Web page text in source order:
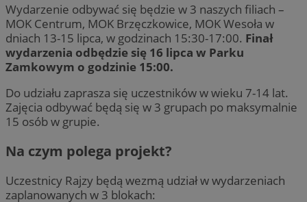
Wydarzenie odbywać się będzie w 3 naszych filiach –
MOK Centrum, MOK Brzęczkowice, MOK Wesoła w
dniach 13-15 lipca, w godzinach 15:30-17:00. Finał
wydarzenia odbędzie się 16 lipca w Parku
Zamkowym o godzinie 15:00.
Do udziału zaprasza się uczestników w wieku 7-14 lat.
Zajęcia odbywać będą się w 3 grupach po maksymalnie
15 osób w grupie.
Na czym polega projekt?
Uczestnicy Rajzy będą wezmą udział w wydarzeniach
zaplanowanych w 3 blokach: